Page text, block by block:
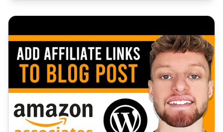
Hoe voeg je Amazon Affiliate toe aan een WordPress-